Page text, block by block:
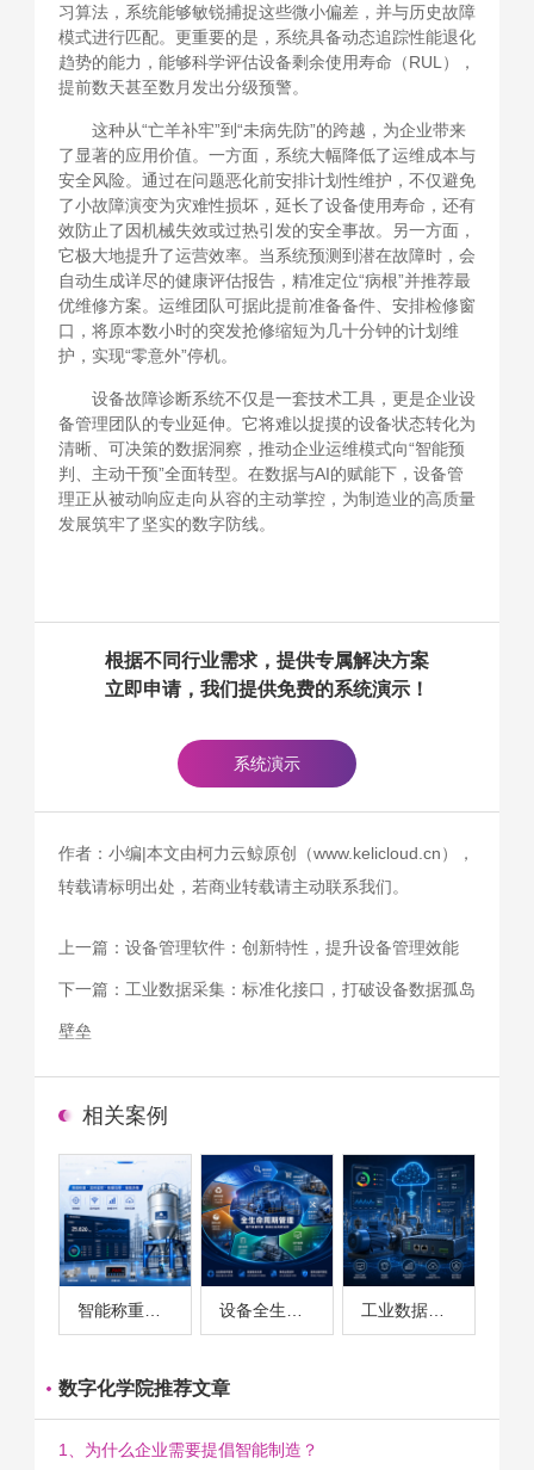
习算法，系统能够敏锐捕捉这些微小偏差，并与历史故障
模式进行匹配。更重要的是，系统具备动态追踪性能退化
趋势的能力，能够科学评估设备剩余使用寿命（RUL），
提前数天甚至数月发出分级预警。
这种从“亡羊补牢”到“未病先防”的跨越，为企业带来
了显著的应用价值。一方面，系统大幅降低了运维成本与
安全风险。通过在问题恶化前安排计划性维护，不仅避免
了小故障演变为灾难性损坏，延长了设备使用寿命，还有
效防止了因机械失效或过热引发的安全事故。另一方面，
它极大地提升了运营效率。当系统预测到潜在故障时，会
自动生成详尽的健康评估报告，精准定位“病根”并推荐最
优维修方案。运维团队可据此提前准备备件、安排检修窗
口，将原本数小时的突发抢修缩短为几十分钟的计划维
护，实现“零意外”停机。
设备故障诊断系统不仅是一套技术工具，更是企业设
备管理团队的专业延伸。它将难以捉摸的设备状态转化为
清晰、可决策的数据洞察，推动企业运维模式向“智能预
判、主动干预”全面转型。在数据与AI的赋能下，设备管
理正从被动响应走向从容的主动掌控，为制造业的高质量
发展筑牢了坚实的数字防线。
根据不同行业需求，提供专属解决方案
立即申请，我们提供免费的系统演示！
系统演示
作者：小编|本文由柯力云鲸原创（www.kelicloud.cn），
转载请标明出处，若商业转载请主动联系我们。
上一篇： 设备管理软件：创新特性，提升设备管理效能
下一篇： 工业数据采集：标准化接口，打破设备数据孤岛
壁垒
相关案例
智能称重系统案例 工业数据采集与设备监控案例
数字化学院推荐文章
1、为什么企业需要提倡智能制造？